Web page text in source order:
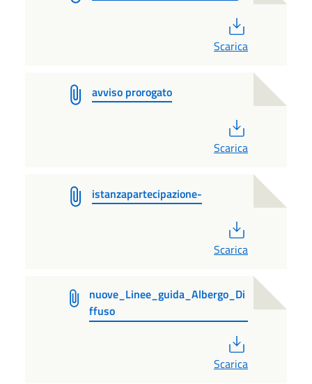
Scarica
avviso prorogato
Scarica
istanzapartecipazione-
Scarica
nuove_Linee_guida_Albergo_Di
ffuso
Scarica